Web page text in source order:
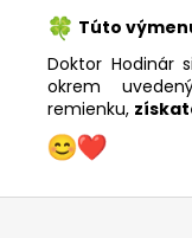
Túto
Doktor Hodinár
okrem
remienku,
Z